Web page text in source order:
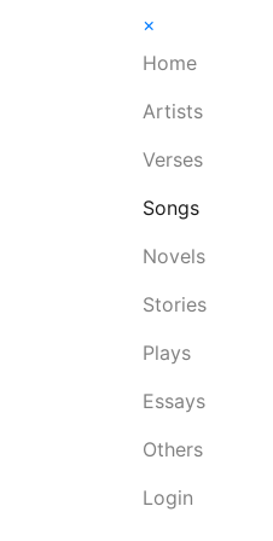
×
Home
Artists
Verses
Songs
Novels
Stories
Plays
Essays
Others
Login